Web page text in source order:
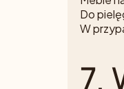
Do
W
7.